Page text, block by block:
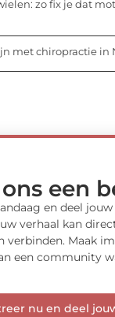
zo fix je dat
met chiropractie in
een
en deel
verhaal kan
verbinden. Maak
een community
nu en deel